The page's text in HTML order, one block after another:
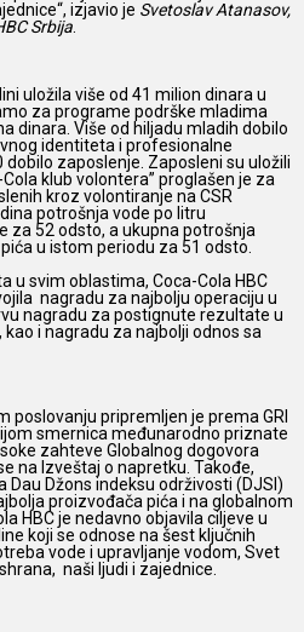
izjavio je Svetoslav Atanasov,
Srbija
uložila više od 41 milion dinara u
za programe podrške mladima
dinara. Više od hiljadu mladih dobilo
identiteta i profesionalne
dobilo zaposlenje. Zaposleni su uložili
klub volontera” proglašen je za
kroz volontiranje na CSR
potrošnja vode po litru
za 52 odsto, a ukupna potrošnja
u istom periodu za 51 odsto.
u svim oblastima, Coca-Cola HBC
nagradu za najbolju operaciju u
nagradu za postignute rezultate u
i nagradu za najbolji odnos sa
poslovanju pripremljen je prema GRI
smernica međunarodno priznate
zahteve Globalnog dogovora
na Izveštaj o napretku. Takođe,
Dau Džons indeksu održivosti (DJSI)
proizvođača pića i na globalnom
HBC je nedavno objavila ciljeve u
koji se odnose na šest ključnih
vode i upravljanje vodom, Svet
naši ljudi i zajednice.